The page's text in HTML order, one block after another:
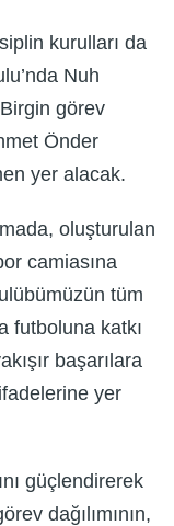
kurulları da
Nuh
görev
Önder
yer alacak.
oluşturulan
camiasına
tüm
futboluna katkı
başarılara
yer
güçlendirerek
dağılımının,